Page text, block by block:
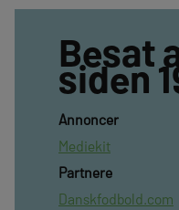
Besat
siden
Annoncer
Mediekit
Partnere
Danskfodbold.com